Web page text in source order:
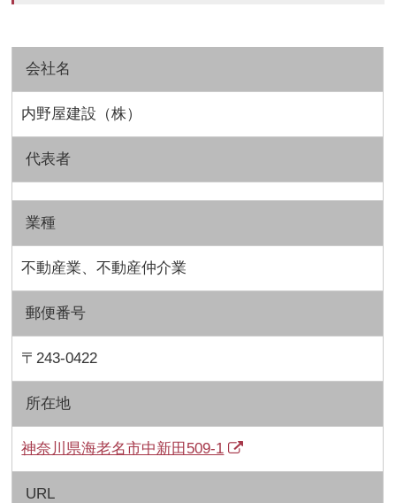
会社名
内野屋建設（株）
代表者
業種
不動産業、不動産仲介業
郵便番号
〒243-0422
所在地
神奈川県海老名市中新田509-1
URL